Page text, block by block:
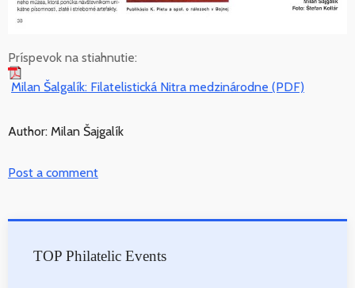
Príspevok na stiahnutie:
Milan Šalgalík: Filatelistická Nitra medzinárodne (PDF)
Author: Milan Šajgalík
Post a comment
TOP Philatelic Events